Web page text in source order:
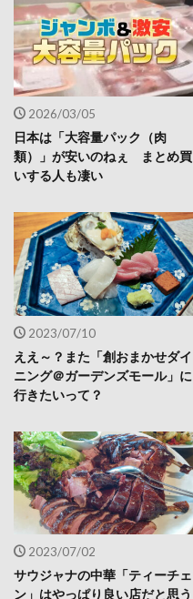
2026/03/05
日本は「大容量パック（肉
類）」が安いのねぇ まとめ買
いする人も凄い
2023/07/10
ええ～？また「創おまかせダイ
ニング＠ガーデンズモール」に
行きたいって？
2023/07/02
サウジャナの中華「ティーチェ
ン」はやっぱり良い店だと思う